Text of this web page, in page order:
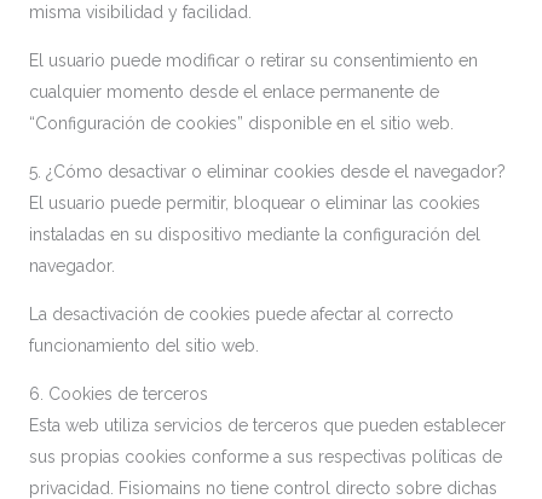
misma visibilidad y facilidad.
El usuario puede modificar o retirar su consentimiento en
cualquier momento desde el enlace permanente de
“Configuración de cookies” disponible en el sitio web.
5. ¿Cómo desactivar o eliminar cookies desde el navegador?
El usuario puede permitir, bloquear o eliminar las cookies
instaladas en su dispositivo mediante la configuración del
navegador.
La desactivación de cookies puede afectar al correcto
funcionamiento del sitio web.
6. Cookies de terceros
Esta web utiliza servicios de terceros que pueden establecer
sus propias cookies conforme a sus respectivas políticas de
privacidad. Fisiomains no tiene control directo sobre dichas